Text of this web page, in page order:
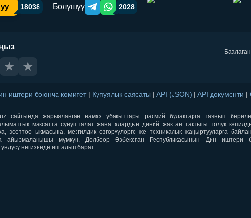
18038 Бөлүшүү Telegram orqali ulashish
WhatsApp orqali ulashish
2028
★ ★
иштери боюнча комитет | Купуялык саясаты | API (JSON) | API документи |
сайтында жарыяланган намаз убакыттары расмий булактарга таянып
максатта сунушталат жана алардын диний жактан тактыгы толук
эсептөө ыкмасына, мезгилдик өзгөрүүлөргө же техникалык жаңыртууларга
айырмаланышы мүмкүн. Долбоор Өзбекстан Республикасынын Дин иштери
негизинде иш алып барат.